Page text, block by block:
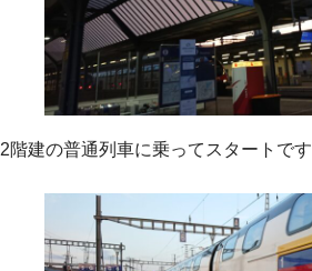
2階建の普通列車に乗ってスタートです